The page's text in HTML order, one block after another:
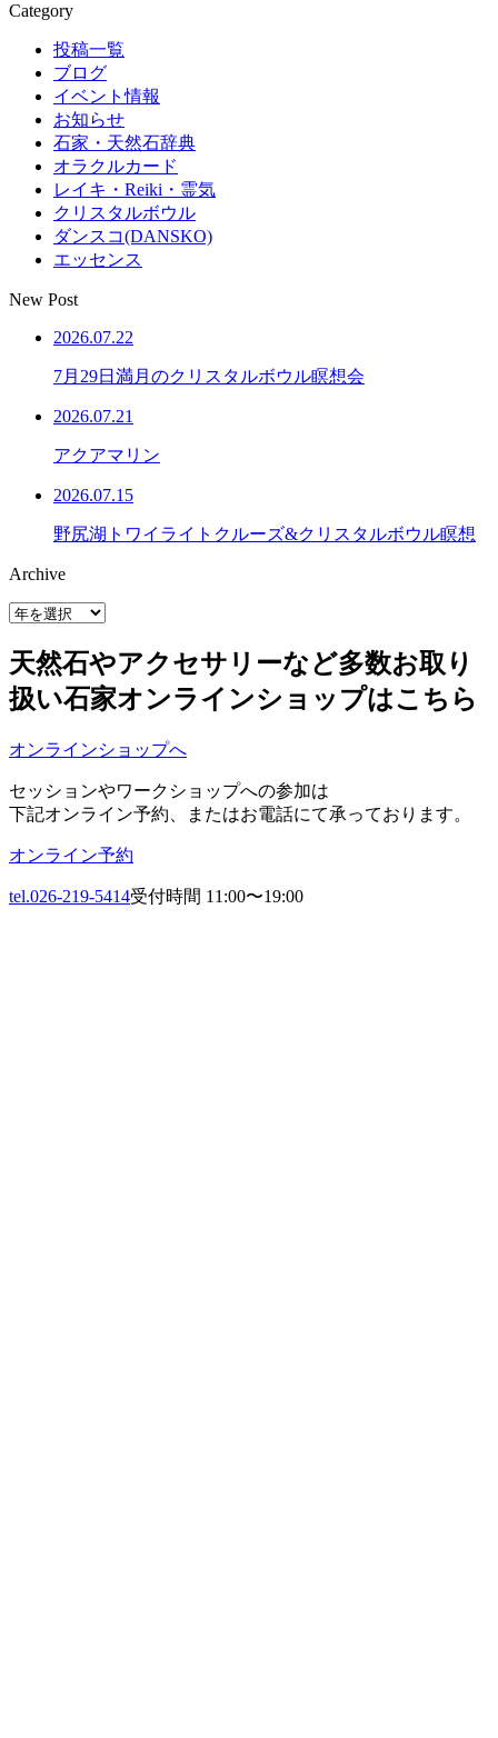
Category
投稿一覧
ブログ
イベント情報
お知らせ
石家・天然石辞典
オラクルカード
レイキ・Reiki・霊気
クリスタルボウル
ダンスコ(DANSKO)
エッセンス
New Post
2026.07.22
7月29日満月のクリスタルボウル瞑想会
2026.07.21
アクアマリン
2026.07.15
野尻湖トワイライトクルーズ&クリスタルボウル瞑想
Archive
天然石やアクセサリーなど多数お取り
扱い石家オンラインショップはこちら
オンラインショップへ
セッションやワークショップへの参加は
下記オンライン予約、またはお電話にて承っております。
オンライン予約
tel.026-219-5414受付時間 11:00〜19:00